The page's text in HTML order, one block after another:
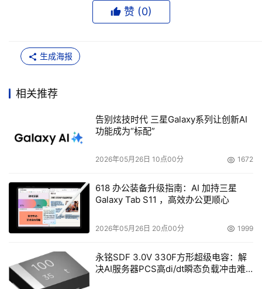
赞 (0)
生成海报
相关推荐
告别炫技时代 三星Galaxy系列让创新AI
功能成为“标配”
2026年05月26日 10点00分 1672
618 办公装备升级指南：AI 加持三星
Galaxy Tab S11 ，高效办公更顺心
2026年05月26日 20点00分 1999
永铭SDF 3.0V 330F方形超级电容：解
决AI服务器PCS高di/dt瞬态负载冲击难